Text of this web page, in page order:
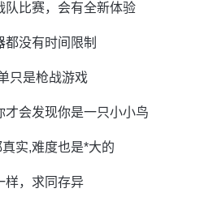
队比赛，会有全新体验
没有时间限制
只是枪战游戏
会发现你是一只小小鸟
实,难度也是*大的
样，求同存异